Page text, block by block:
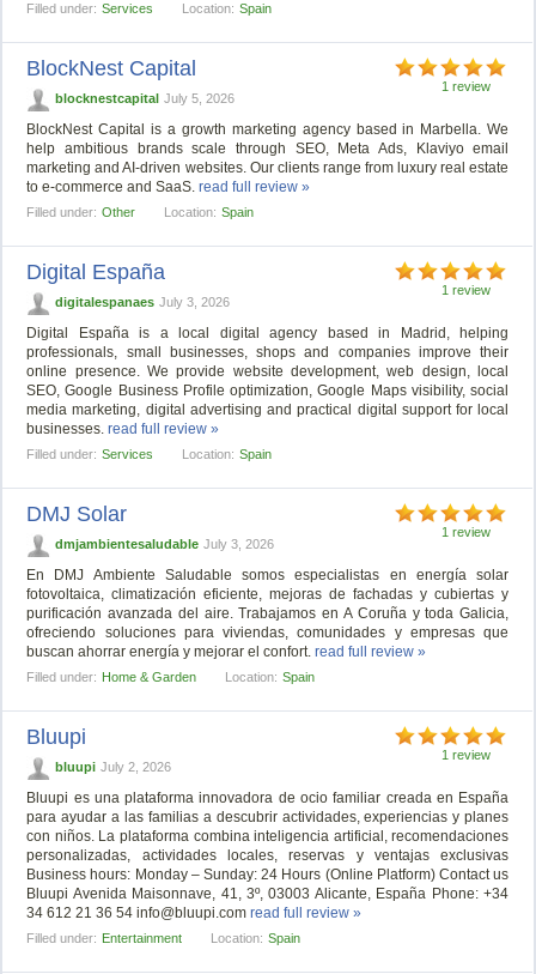
Filled under: Services Location: Spain
1 review
BlockNest Capital
blocknestcapital July 5, 2026
BlockNest Capital is a growth marketing agency based in Marbella. We
help ambitious brands scale through SEO, Meta Ads, Klaviyo email
marketing and AI-driven websites. Our clients range from luxury real estate
to e-commerce and SaaS.read full review »
Filled under: Other Location: Spain
1 review
Digital España
digitalespanaes July 3, 2026
Digital España is a local digital agency based in Madrid, helping
professionals, small businesses, shops and companies improve their
online presence. We provide website development, web design, local
SEO, Google Business Profile optimization, Google Maps visibility, social
media marketing, digital advertising and practical digital support for local
businesses.read full review »
Filled under: Services Location: Spain
1 review
DMJ Solar
dmjambientesaludable July 3, 2026
En DMJ Ambiente Saludable somos especialistas en energía solar
fotovoltaica, climatización eficiente, mejoras de fachadas y cubiertas y
purificación avanzada del aire. Trabajamos en A Coruña y toda Galicia,
ofreciendo soluciones para viviendas, comunidades y empresas que
buscan ahorrar energía y mejorar el confort.read full review »
Filled under: Home & Garden Location: Spain
1 review
Bluupi
bluupi July 2, 2026
Bluupi es una plataforma innovadora de ocio familiar creada en España
para ayudar a las familias a descubrir actividades, experiencias y planes
con niños. La plataforma combina inteligencia artificial, recomendaciones
personalizadas, actividades locales, reservas y ventajas exclusivas
Business hours: Monday – Sunday: 24 Hours (Online Platform) Contact us
Bluupi Avenida Maisonnave, 41, 3º, 03003 Alicante, España Phone: +34
34 612 21 36 54info@bluupi.com read full review »
Filled under: Entertainment Location: Spain